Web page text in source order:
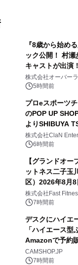
『8歳から始め
ック公開！ 村
キャストが出演！
株式会社オーバー
5時間前
プロeスポーツ
のPOP UP
よりSHIBUYA
開催決定！！
株式会社ClaN
6時間前
【グランドオー
ットネス二子玉
区）2026年8月
中無休のフィッ
株式会社Fast
7時間前
デスクにハイエ
「ハイエース型
Amazonで予約
CAMSHOP.JP
7時間前